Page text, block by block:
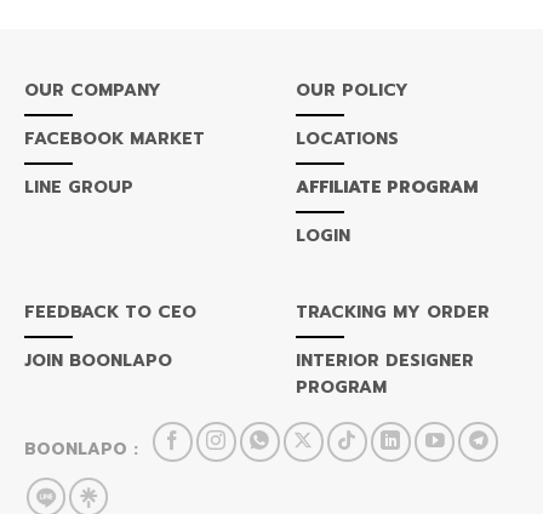
OUR COMPANY
FACEBOOK MARKET
LINE GROUP
OUR POLICY
LOCATIONS
AFFILIATE PROGRAM
LOGIN
FEEDBACK TO CEO
JOIN BOONLAPO
TRACKING MY ORDER
INTERIOR DESIGNER
PROGRAM
BOONLAPO :